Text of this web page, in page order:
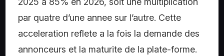
par quatre d’une annee sur l’autre. Cette
acceleration reflete a la fois la demande des
annonceurs et la maturite de la plate-forme.